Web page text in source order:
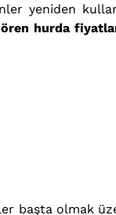
yeniden
hurda
başta olmak